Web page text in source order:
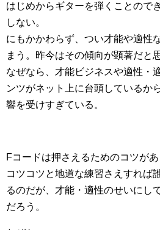
はじめからギターを弾くことので
しない。
にもかかわらず、つい才能や適性
まう。昨今はその傾向が顕著だと思
なぜなら、才能ビジネスや適性・
ンツがネット上に台頭しているか
響を受けすぎている。
Fコードは押さえるためのコツがあ
コツコツと地道な練習さえすれば
るのだが、才能・適性のせいにし
だろう。